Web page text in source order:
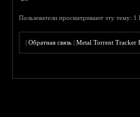
Пользователи просматривают эту тему: 1
|Обратная связь |Metal Torrent Tracker